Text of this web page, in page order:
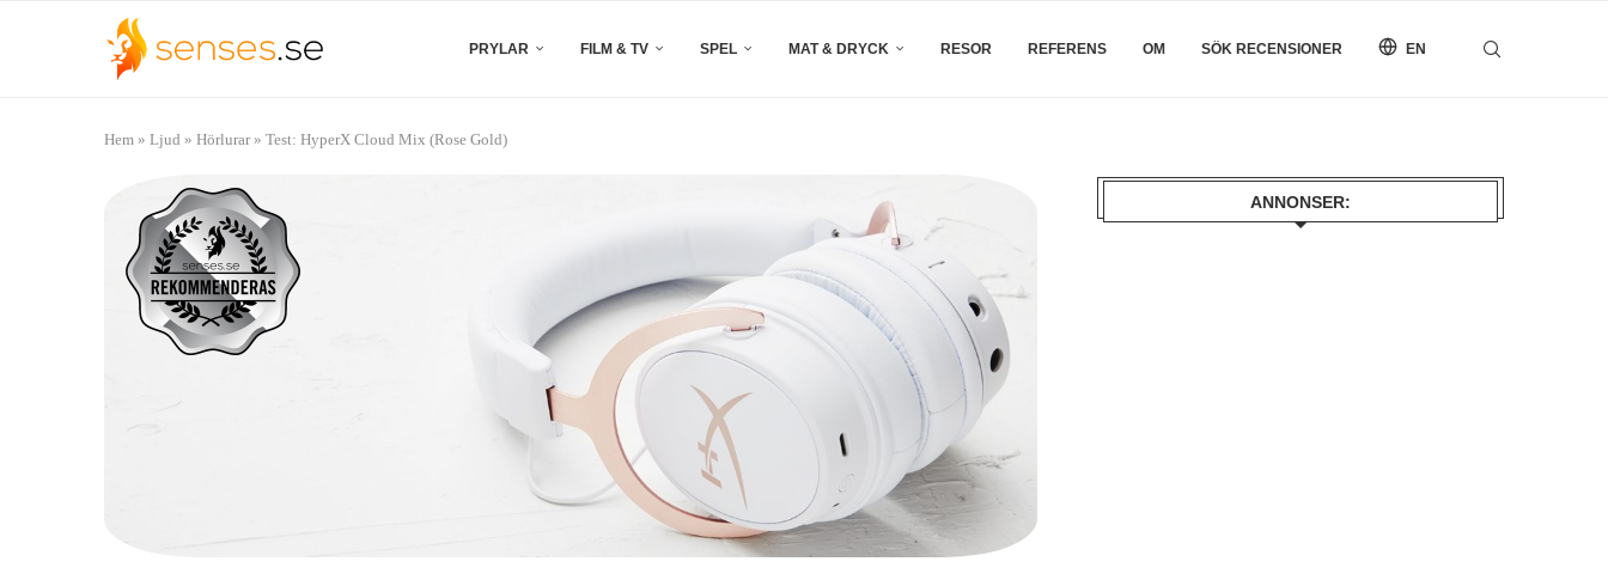
PRYLAR FILM & TV SPEL MAT & DRYCK RESOR REFERENS OM SÖK RECENSIONER EN
Hem » Ljud » Hörlurar» Test: HyperX Cloud Mix (Rose Gold)
ANNONSER: